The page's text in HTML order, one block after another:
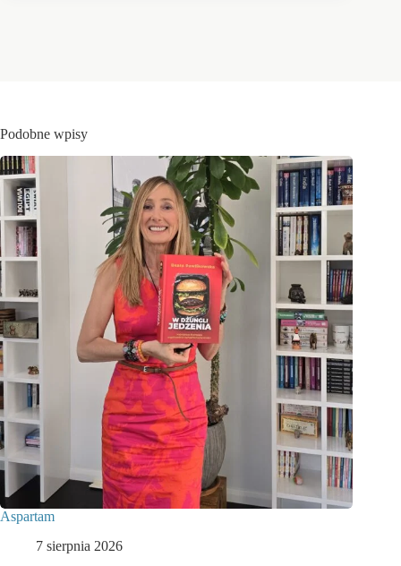
Podobne wpisy
Aspartam
7 sierpnia 2026